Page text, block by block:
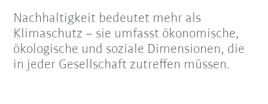
Nachhaltigkeit bedeutet mehr als
Klimaschutz – sie umfasst ökonomische,
ökologische und soziale Dimensionen, die
in jeder Gesellschaft zutreffen müssen.